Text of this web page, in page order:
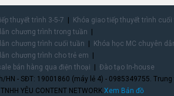
thuyết trình 3-5-7
Khóa giao tiếp thuyết trình
chương trình trong tuần
chương trình cuối tuần
Khóa học MC chuyên
chương trình cho trẻ em
bán hàng qua điện thoại
Đào tạo In-house
HN - SĐT: 19001860 (máy lẻ 4) - 0985349755.
YÊU CONTENT NETWORK.Xem Bản đồ